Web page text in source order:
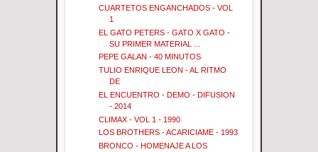
CUARTETOS ENGANCHADOS - VOL
1
EL GATO PETERS - GATO X GATO -
SU PRIMER MATERIAL ...
PEPE GALAN - 40 MINUTOS
TULIO ENRIQUE LEON - AL RITMO
DE
EL ENCUENTRO - DEMO - DIFUSION
- 2014
CLIMAX - VOL 1 - 1990
LOS BROTHERS - ACARICIAME - 1993
BRONCO - HOMENAJE A LOS